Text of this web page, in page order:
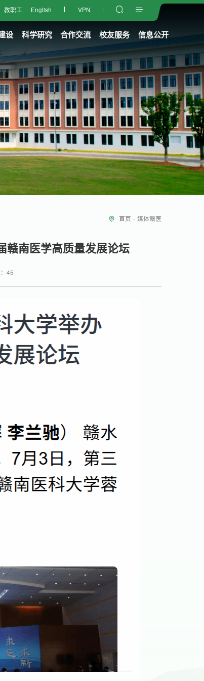
教职工 English VPN
设 科学研究 合作交流 校友服务 信息公开
首页 - 媒体赣医
赣南医学高质量发展论坛
45